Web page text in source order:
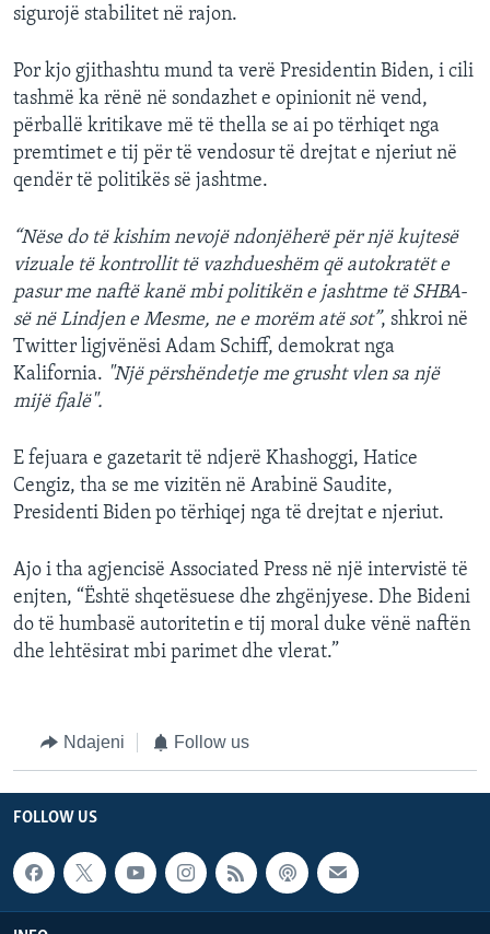
sigurojë stabilitet në rajon.
Por kjo gjithashtu mund ta verë Presidentin Biden, i cili
tashmë ka rënë në sondazhet e opinionit në vend,
përballë kritikave më të thella se ai po tërhiqet nga
premtimet e tij për të vendosur të drejtat e njeriut në
qendër të politikës së jashtme.
“Nëse do të kishim nevojë ndonjëherë për një kujtesë
vizuale të kontrollit të vazhdueshëm që autokratët e
pasur me naftë kanë mbi politikën e jashtme të SHBA-
së në Lindjen e Mesme, ne e morëm atë sot”, shkroi në
Twitter ligjvënësi Adam Schiff, demokrat nga
Kalifornia. "Një përshëndetje me grusht vlen sa një
mijë fjalë".
E fejuara e gazetarit të ndjerë Khashoggi, Hatice
Cengiz, tha se me vizitën në Arabinë Saudite,
Presidenti Biden po tërhiqej nga të drejtat e njeriut.
Ajo i tha agjencisë Associated Press në një intervistë të
enjten, “Është shqetësuese dhe zhgënjyese. Dhe Bideni
do të humbasë autoritetin e tij moral duke vënë naftën
dhe lehtësirat mbi parimet dhe vlerat.”
Ndajeni Follow us
FOLLOW US